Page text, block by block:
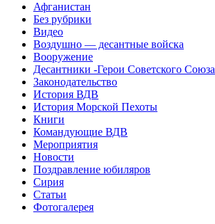
Афганистан
Без рубрики
Видео
Воздушно — десантные войска
Вооружение
Десантники -Герои Советского Союза
Законодательство
История ВДВ
История Морской Пехоты
Книги
Командующие ВДВ
Мероприятия
Новости
Поздравление юбиляров
Сирия
Статьи
Фотогалерея